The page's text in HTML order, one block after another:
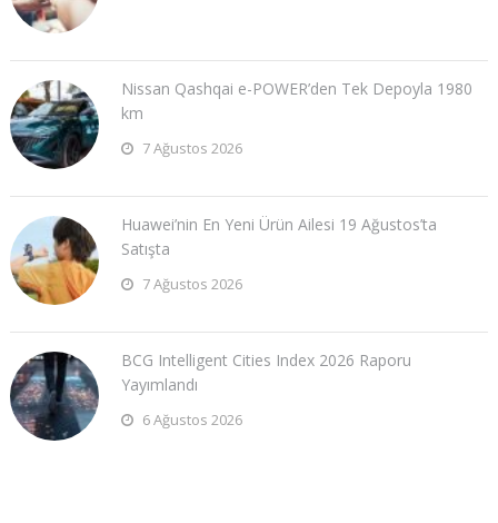
Nissan Qashqai e-POWER’den Tek Depoyla 1980
km
7 Ağustos 2026
Huawei’nin En Yeni Ürün Ailesi 19 Ağustos’ta
Satışta
7 Ağustos 2026
BCG Intelligent Cities Index 2026 Raporu
Yayımlandı
6 Ağustos 2026